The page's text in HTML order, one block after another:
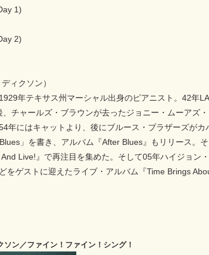
1)
2)
ィクソン）
年テキサス州マーシャル出身のピアニスト。42年
チャールズ・ブラウンが去ったジョニー・ムーアズ
年にはキャットより、後にブルース・ブラザーズが
」を書き、アルバム『After Blues』もリリース。
Live!』で再注目を集めた。そして05年ハイジョ
をゲストに迎えたライブ・アルバム『Time Brings
ン／ファイン！ファイン！シング！